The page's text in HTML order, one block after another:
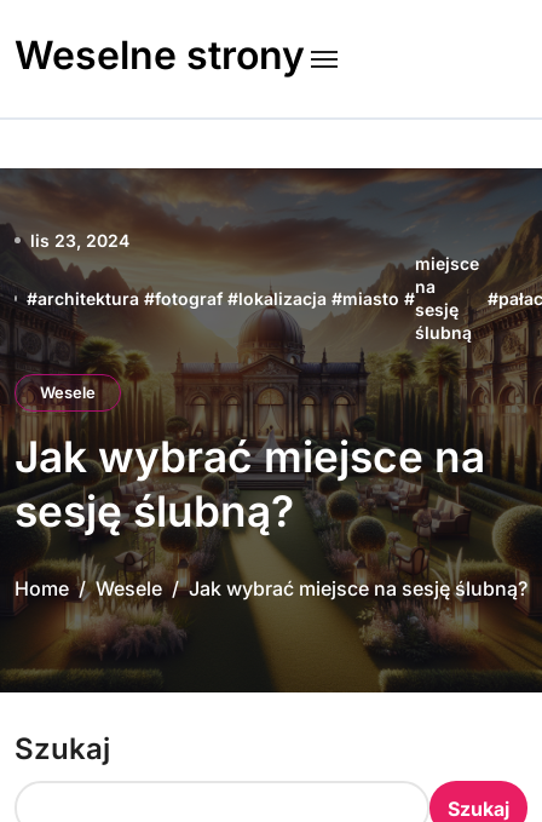
to
content
Weselne strony
lis 23, 2024
#architektura #fotograf #lokalizacja #miasto #
miejsce
na
sesję
ślubną
#pałac
Wesele
Jak wybrać miejsce na
sesję ślubną?
Home Wesele Jak wybrać miejsce na sesję ślubną?
Szukaj
Szukaj